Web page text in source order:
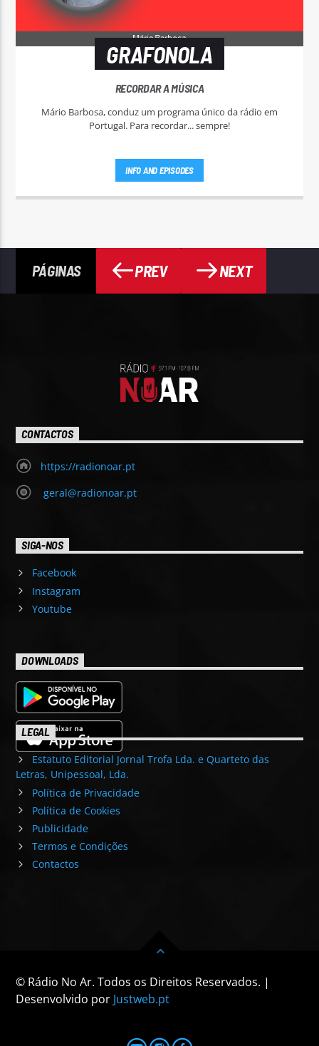
GRAFONOLA
RECORDAR A MÚSICA
Mário Barbosa, conduz um programa único da rádio em
Portugal. Para recordar... sempre!
INFO AND EPISODES
PÁGINAS PREV NEXT
CONTACTOS
https://radionoar.pt
geral@radionoar.pt
SIGA-NOS
Facebook
Instagram
Youtube
DOWNLOADS
LEGAL
Estatuto Editorial Jornal Trofa Lda. e Quarteto das
Letras, Unipessoal, Lda.
Política de Privacidade
Política de Cookies
Publicidade
Termos e Condições
Contactos
© Rádio No Ar. Todos os Direitos Reservados. |
Desenvolvido por Justweb.pt